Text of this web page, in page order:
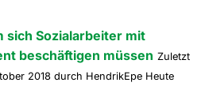
sich Sozialarbeiter mit
beschäftigen müssen Zuletzt
2018 durch HendrikEpe Heute